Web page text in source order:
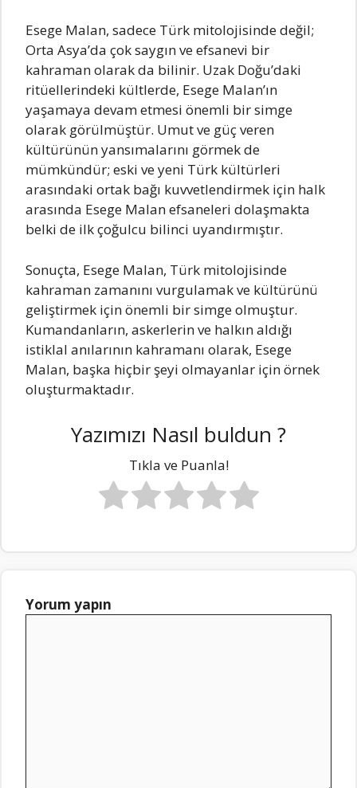
Esege Malan, sadece Türk mitolojisinde değil;
Orta Asya’da çok saygın ve efsanevi bir
kahraman olarak da bilinir. Uzak Doğu’daki
ritüellerindeki kültlerde, Esege Malan’ın
yaşamaya devam etmesi önemli bir simge
olarak görülmüştür. Umut ve güç veren
kültürünün yansımalarını görmek de
mümkündür; eski ve yeni Türk kültürleri
arasındaki ortak bağı kuvvetlendirmek için halk
arasında Esege Malan efsaneleri dolaşmakta
belki de ilk çoğulcu bilinci uyandırmıştır.
Sonuçta, Esege Malan, Türk mitolojisinde
kahraman zamanını vurgulamak ve kültürünü
geliştirmek için önemli bir simge olmuştur.
Kumandanların, askerlerin ve halkın aldığı
istiklal anılarının kahramanı olarak, Esege
Malan, başka hiçbir şeyi olmayanlar için örnek
oluşturmaktadır.
Yazımızı Nasıl buldun ?
Tıkla ve Puanla!
Yorum yapın